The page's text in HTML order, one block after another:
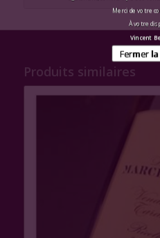
Produits similaires
Merci de votre
À votre
Vincent
Fermer